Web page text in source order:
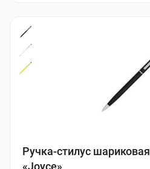
Ручка-стилус шариковая
«Joyce»